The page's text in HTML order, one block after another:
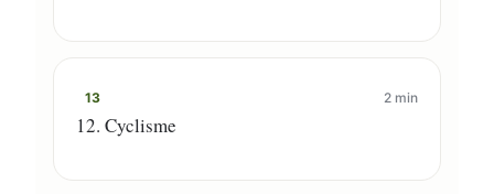
13 2 min
12. Cyclisme